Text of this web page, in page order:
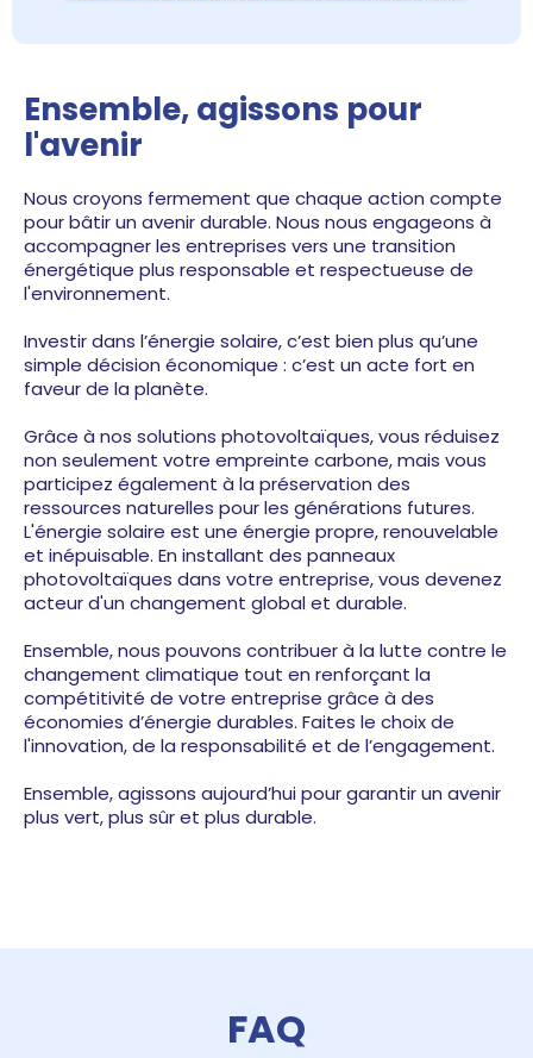
Ensemble, agissons pour
l'avenir
Nous croyons fermement que chaque action compte
pour bâtir un avenir durable. Nous nous engageons à
accompagner les entreprises vers une transition
énergétique plus responsable et respectueuse de
l'environnement.
Investir dans l’énergie solaire, c’est bien plus qu’une
simple décision économique : c’est un acte fort en
faveur de la planète.
Grâce à nos solutions photovoltaïques, vous réduisez
non seulement votre empreinte carbone, mais vous
participez également à la préservation des
ressources naturelles pour les générations futures.
L'énergie solaire est une énergie propre, renouvelable
et inépuisable. En installant des panneaux
photovoltaïques dans votre entreprise, vous devenez
acteur d'un changement global et durable.
Ensemble, nous pouvons contribuer à la lutte contre le
changement climatique tout en renforçant la
compétitivité de votre entreprise grâce à des
économies d’énergie durables. Faites le choix de
l'innovation, de la responsabilité et de l’engagement.
Ensemble, agissons aujourd’hui pour garantir un avenir
plus vert, plus sûr et plus durable.
FAQ